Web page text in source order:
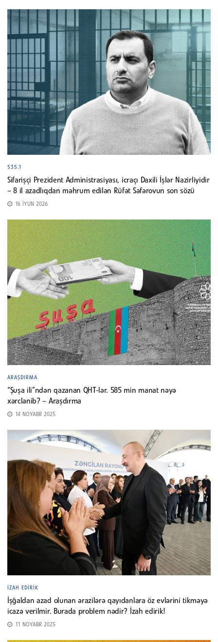
535.1
Sifarişçi Prezident Administrasiyası, icraçı Daxili İşlər Nazirliyidir
– 8 il azadlıqdan məhrum edilən Rüfət Səfərovun son sözü
16 İYUN 2026
ARAŞDIRMA
“Şuşa ili”ndən qazanan QHT-lər. 585 min manat nəyə
xərclənib? – Araşdırma
14 NOYABR 2025
İZAH EDIRIK
İşğaldan azad olunan ərazilərə qayıdanlara öz evlərini tikməyə
icazə verilmir. Burada problem nədir? İzah edirik!
11 NOYABR 2025